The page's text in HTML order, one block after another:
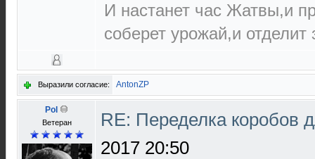
И настанет час Жатвы,и
соберет урожай,и отделит
Выразили согласие: AntonZP
Pol
Ветеран
RE: Переделка коробов
2017 20:50